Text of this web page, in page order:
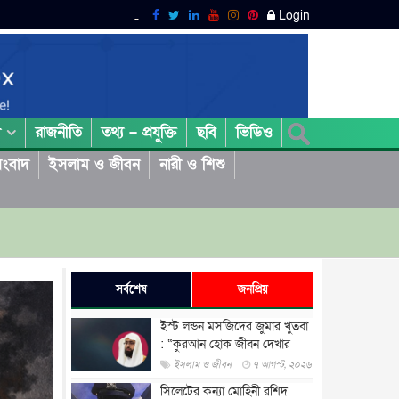
Login
রাজনীতি তথ্য – প্রযুক্তি ছবি
ভিডিও
ইসলাম ও জীবন
নারী ও শিশু
সর্বশেষ জনপ্রিয়
ইস্ট লন্ডন মসজিদের জুমার খুতবা
: “কুরআন হোক জীবন দেখার
লেন্স...ইসলাম ও জীবন ৭ আগস্ট, ২০২৬
সিলেটের কন্যা মোহিনী রশিদ